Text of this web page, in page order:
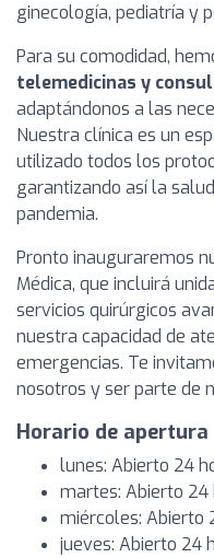
ginecología, pediatría y
Para su comodidad,
telemedicinas y
adaptándonos a las
Nuestra clínica es un
utilizado todos los
garantizando así la
pandemia.
Pronto inauguraremos
Médica, que incluirá
servicios quirúrgicos
nuestra capacidad de
emergencias. Te
nosotros y ser parte de
Horario de apertura
lunes: Abierto 24
martes: Abierto 24
miércoles: Abierto
jueves: Abierto 24